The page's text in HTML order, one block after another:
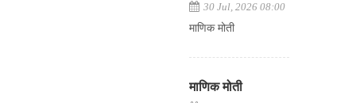
30 Jul, 2026 08:00
माणिक मोती
माणिक मोती